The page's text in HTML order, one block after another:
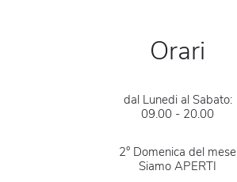
Orari
dal Lunedi al Sabato:
09.00 - 20.00
2° Domenica del mese
Siamo APERTI